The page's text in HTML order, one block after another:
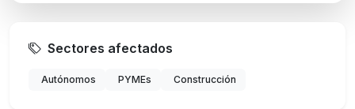
Sectores afectados
Autónomos PYMEs Construcción